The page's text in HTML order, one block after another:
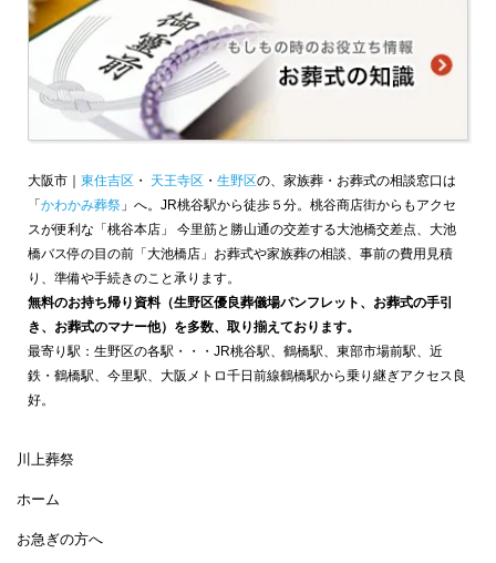
大阪市｜ 東住吉区 ・ 天王寺区 ・ 生野区の、家族葬・お葬式の相談窓口は
「 かわかみ葬祭 」へ。JR桃谷駅から徒歩５分。桃谷商店街からもアクセ
スが便利な「桃谷本店」 今里筋と勝山通の交差する大池橋交差点、大池
橋バス停の目の前「大池橋店」お葬式や家族葬の相談、事前の費用見積
り、準備や手続きのこと承ります。
無料のお持ち帰り資料（生野区優良葬儀場パンフレット、お葬式の手引
き、お葬式のマナー他）を多数、取り揃えております。
最寄り駅：生野区の各駅・・・JR桃谷駅、鶴橋駅、東部市場前駅、近
鉄・鶴橋駅、今里駅、大阪メトロ千日前線鶴橋駅から乗り継ぎアクセス良
好。
川上葬祭
ホーム
お急ぎの方へ